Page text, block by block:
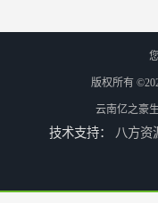
瑞丽商店灭鼠 联系电
版权所有
云南亿之豪
技术支持： 八方资